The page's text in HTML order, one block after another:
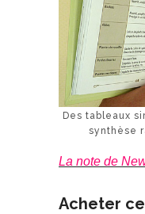
Des tableaux
synthèse
La note de
Acheter